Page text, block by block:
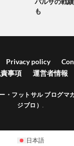
も
Privacy policy
事項
運営者情報
・フットサル ブログマ
ジブロ）
日本語